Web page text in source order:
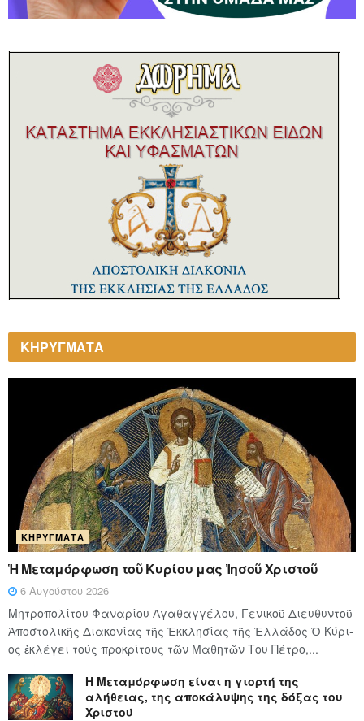
ΚΗΡΥΓΜΑΤΑ
ΚΗΡΎΓΜΑΤΑ
Ἡ Μεταμόρφωση τοῦ Κυρίου μας Ἰησοῦ Χριστοῦ
6 Αυγούστου 2026
Μητροπολίτου Φαναρίου Ἀγαθαγγέλου, Γενικοῦ Διευθυντοῦ
Ἀποστολικῆς Διακονίας τῆς Ἐκκλησίας τῆς Ἑλλάδος Ὁ Κύ­ρι­
ος ἐκλέγει τούς προ­κρί­τους τῶν Μα­θη­τῶν Του Πέ­τρο,...
Η Μεταμόρφωση είναι η γιορτή της
αλήθειας, της αποκάλυψης της δόξας του
Χριστού